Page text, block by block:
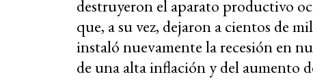
destruyeron el aparato productivo
que, a su vez, dejaron a cientos de
instaló nuevamente la recesión en
de una alta inflación y del aumento